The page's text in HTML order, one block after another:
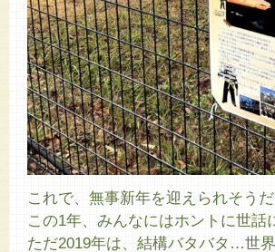
これで、無事新年を迎えられそうだ
この1年、みんなにはホントに世話
ただ2019年は、結構バタバタ…世